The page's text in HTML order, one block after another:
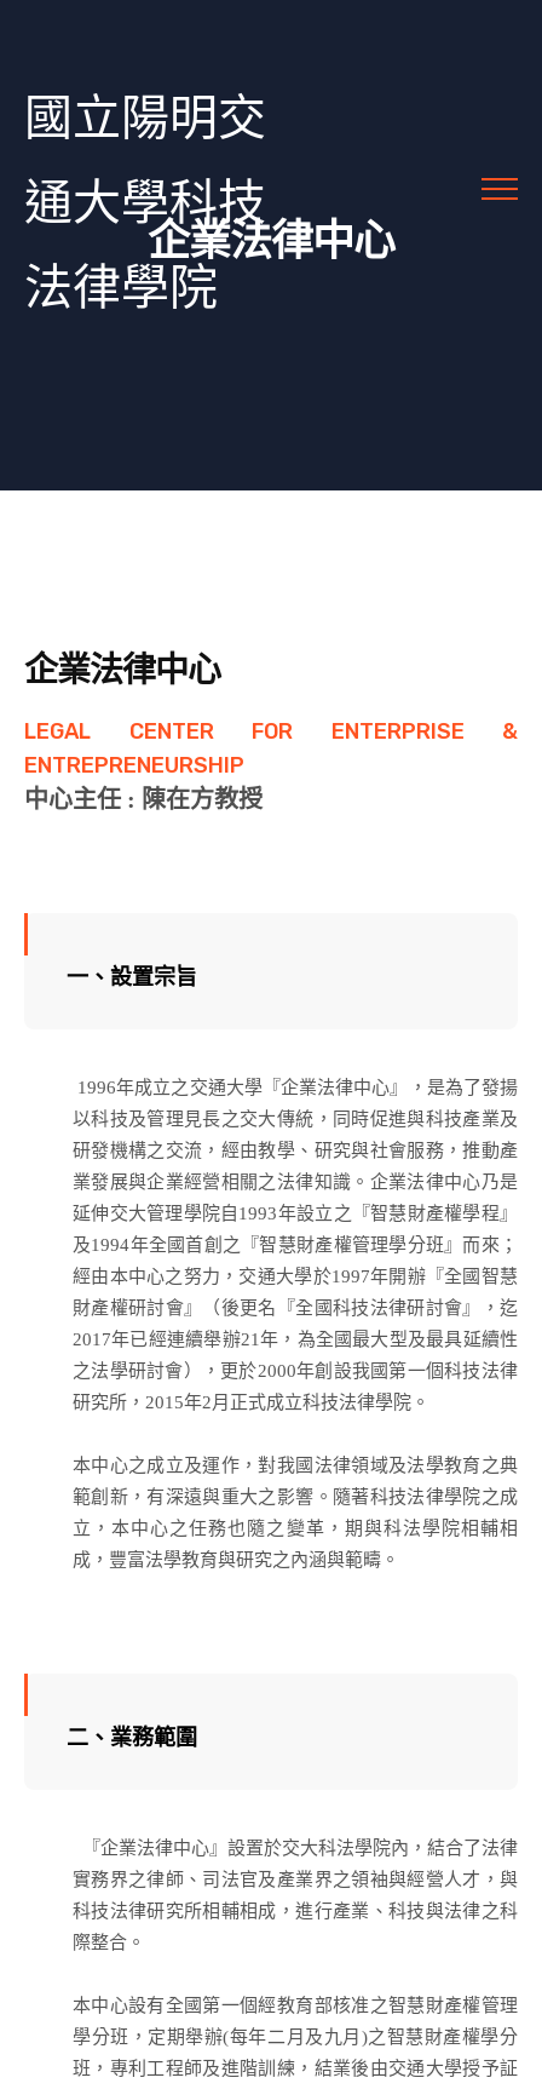
國立陽明交
通大學科技
法律學院
企業法律中心
企業法律中心
LEGAL CENTER FOR ENTERPRISE &
ENTREPRENEURSHIP
中心主任 : 陳在方教授
一、設置宗旨
1996年成立之交通大學『企業法律中心』，是為了發揚
以科技及管理見長之交大傳統，同時促進與科技產業及
研發機構之交流，經由教學、研究與社會服務，推動產
業發展與企業經營相關之法律知識。企業法律中心乃是
延伸交大管理學院自1993年設立之『智慧財產權學程』
及1994年全國首創之『智慧財產權管理學分班』而來；
經由本中心之努力，交通大學於1997年開辦『全國智慧
財產權研討會』（後更名『全國科技法律研討會』，迄
2017年已經連續舉辦21年，為全國最大型及最具延續性
之法學研討會），更於2000年創設我國第一個科技法律
研究所，2015年2月正式成立科技法律學院。
本中心之成立及運作，對我國法律領域及法學教育之典
範創新，有深遠與重大之影響。隨著科技法律學院之成
立，本中心之任務也隨之變革，期與科法學院相輔相
成，豐富法學教育與研究之內涵與範疇。
二、業務範圍
『企業法律中心』設置於交大科法學院內，結合了法律
實務界之律師、司法官及產業界之領袖與經營人才，與
科技法律研究所相輔相成，進行產業、科技與法律之科
際整合。
本中心設有全國第一個經教育部核准之智慧財產權管理
學分班，定期舉辦(每年二月及九月)之智慧財產權學分
班，專利工程師及進階訓練，結業後由交通大學授予証